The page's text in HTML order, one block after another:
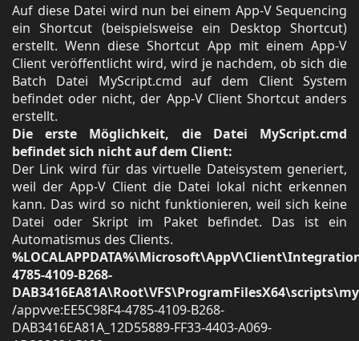
Auf diese Datei wird nun bei einem App-V Sequencing
ein Shortcut (beispielsweise ein Desktop Shortcut)
erstellt. Wenn diese Shortcut App mit einem App-V
Client veröffentlicht wird, wird je nachdem, ob sich die
Batch Datei MyScript.cmd auf dem Client System
befindet oder nicht, der App-V Client Shortcut anders
erstellt.
Die erste Möglichkeit, die Datei MyScript.cmd
befindet sich nicht auf dem Client:
Der Link wird für das virtuelle Dateisystem generiert,
weil der App-V Client die Datei lokal nicht erkennen
kann. Das wird so nicht funktionieren, weil sich keine
Datei oder Skript im Paket befindet. Das ist ein
Automatismus des Clients.
4785-4109-B268-
/appvve:EE5C98F4-4785-4109-B268-
DAB3416EA81A_12D55889-FF33-4403-A069-